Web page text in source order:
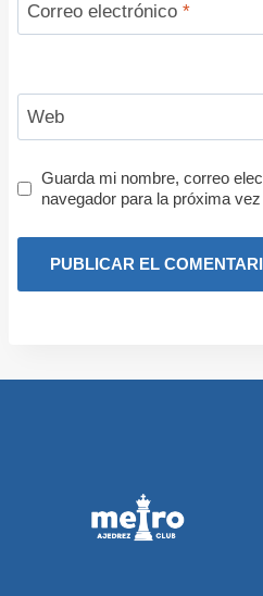
Correo electrónico *
Web
Guarda mi nombre, correo
navegador para la próxima